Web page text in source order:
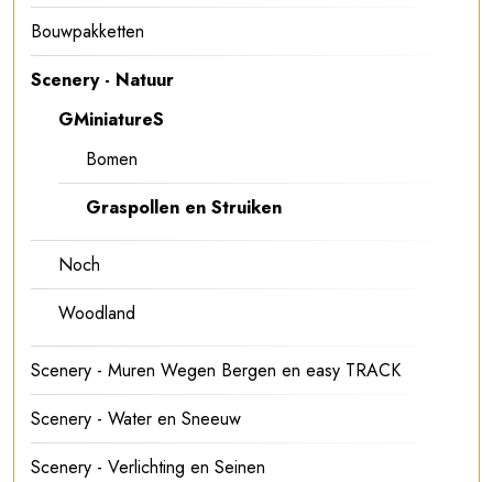
Bouwpakketten
Scenery - Natuur
GMiniatureS
Bomen
Graspollen en Struiken
Noch
Woodland
Scenery - Muren Wegen Bergen en easy TRACK
Scenery - Water en Sneeuw
Scenery - Verlichting en Seinen